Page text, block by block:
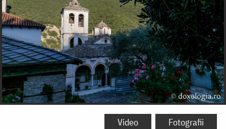
Video Fotografii